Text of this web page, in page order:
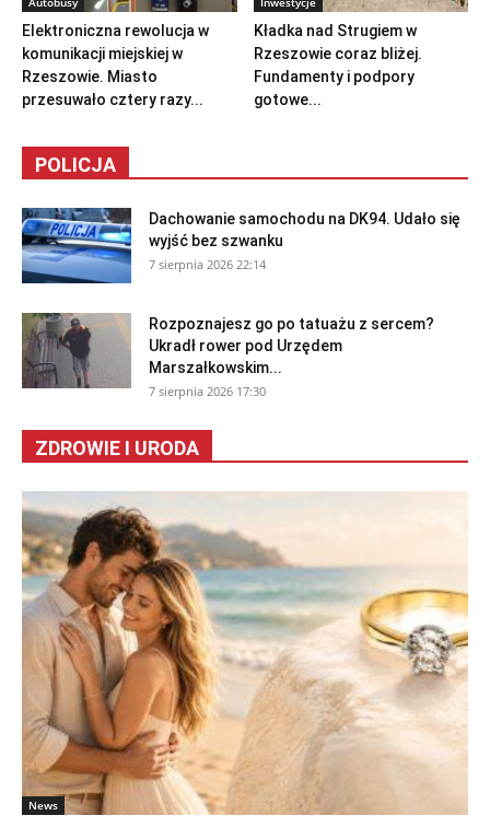
Elektroniczna rewolucja w
komunikacji miejskiej w
Rzeszowie. Miasto
przesuwało cztery razy...
Kładka nad Strugiem w
Rzeszowie coraz bliżej.
Fundamenty i podpory
gotowe...
POLICJA
Dachowanie samochodu na DK94. Udało się
wyjść bez szwanku
7 sierpnia 2026 22:14
Rozpoznajesz go po tatuażu z sercem?
Ukradł rower pod Urzędem
Marszałkowskim...
7 sierpnia 2026 17:30
ZDROWIE I URODA
News